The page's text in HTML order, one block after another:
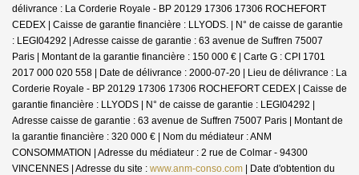
délivrance : La Corderie Royale - BP 20129 17306 17306 ROCHEFORT
CEDEX | Caisse de garantie financière : LLYODS. | N° de caisse de garantie
: LEGI04292 | Adresse caisse de garantie : 63 avenue de Suffren 75007
Paris | Montant de la garantie financière : 150 000 € | Carte G : CPI 1701
2017 000 020 558 | Date de délivrance : 2000-07-20 | Lieu de délivrance : La
Corderie Royale - BP 20129 17306 17306 ROCHEFORT CEDEX | Caisse de
garantie financière : LLYODS | N° de caisse de garantie : LEGI04292 |
Adresse caisse de garantie : 63 avenue de Suffren 75007 Paris | Montant de
la garantie financière : 320 000 € | Nom du médiateur : ANM
CONSOMMATION | Adresse du médiateur : 2 rue de Colmar - 94300
VINCENNES | Adresse du site : www.anm-conso.com | Date d'obtention du